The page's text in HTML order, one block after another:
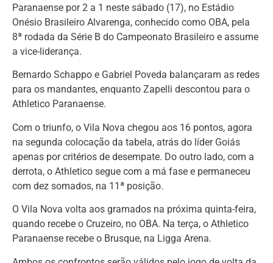
Paranaense por 2 a 1 neste sábado (17), no Estádio
Onésio Brasileiro Alvarenga, conhecido como OBA, pela
8ª rodada da Série B do Campeonato Brasileiro e assume
a vice-liderança.
Bernardo Schappo e Gabriel Poveda balançaram as redes
para os mandantes, enquanto Zapelli descontou para o
Athletico Paranaense.
Com o triunfo, o Vila Nova chegou aos 16 pontos, agora
na segunda colocação da tabela, atrás do líder Goiás
apenas por critérios de desempate. Do outro lado, com a
derrota, o Athletico segue com a má fase e permaneceu
com dez somados, na 11ª posição.
O Vila Nova volta aos gramados na próxima quinta-feira,
quando recebe o Cruzeiro, no OBA. Na terça, o Athletico
Paranaense recebe o Brusque, na Ligga Arena.